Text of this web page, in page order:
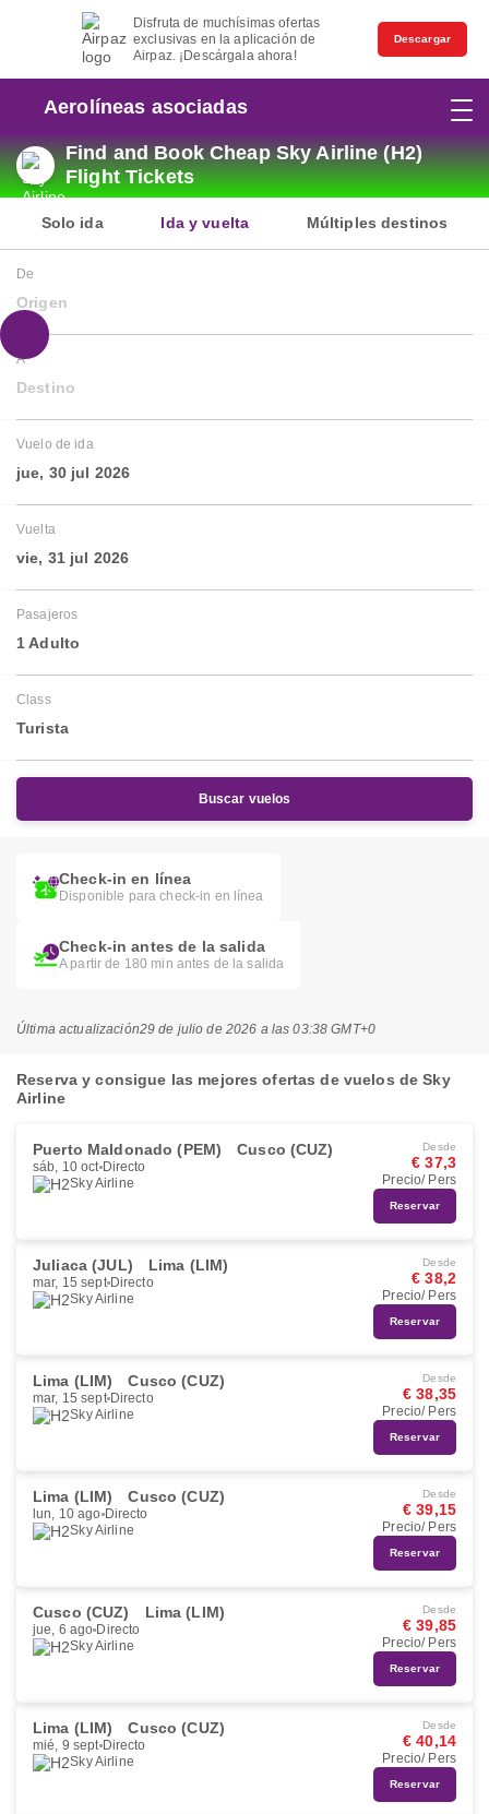
Disfruta de muchísimas ofertas
exclusivas en la aplicación de
Airpaz. ¡Descárgala ahora!
Descargar
Aerolíneas asociadas
Find and Book Cheap Sky Airline (H2)
Flight Tickets
Solo ida Ida y vuelta Múltiples destinos
De
Origen
A
Destino
Vuelo de ida
jue, 30 jul 2026
Vuelta
vie, 31 jul 2026
Pasajeros
1 Adulto
Class
Turista
Buscar vuelos
Check-in en línea
Disponible para check-in en línea
Check-in antes de la salida
A partir de 180 min antes de la salida
Última actualización29 de julio de 2026 a las 03:38 GMT+0
Reserva y consigue las mejores ofertas de vuelos de Sky
Airline
Puerto Maldonado (PEM) Cusco (CUZ)
sáb, 10 oct Directo
Sky Airline
Desde
€ 37,3
Precio/ Pers
Reservar
Juliaca (JUL) Lima (LIM)
mar, 15 sept Directo
Sky Airline
Desde
€ 38,2
Precio/ Pers
Reservar
Lima (LIM) Cusco (CUZ)
mar, 15 sept Directo
Sky Airline
Desde
€ 38,35
Precio/ Pers
Reservar
Lima (LIM) Cusco (CUZ)
lun, 10 ago Directo
Sky Airline
Desde
€ 39,15
Precio/ Pers
Reservar
Cusco (CUZ) Lima (LIM)
jue, 6 ago Directo
Sky Airline
Desde
€ 39,85
Precio/ Pers
Reservar
Lima (LIM) Cusco (CUZ)
mié, 9 sept Directo
Sky Airline
Desde
€ 40,14
Precio/ Pers
Reservar